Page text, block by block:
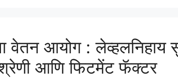
वेतन आयोग : लेव्हलनिहाय
आणि फिटमेंट फॅक्टर